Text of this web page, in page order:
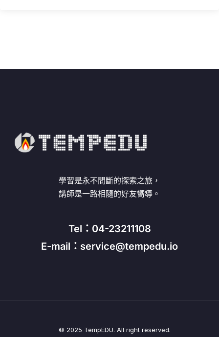
學習是永不間斷的探索之旅，
講師是一路相隨的好友嚮導。
Tel：04-23211108
E-mail：service@tempedu.io
© 2025 TempEDU. All right reserved.